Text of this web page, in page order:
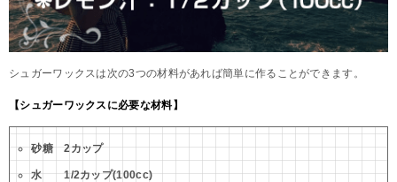
シュガーワックスは次の3つの材料があれば簡単に作ることができます。
【シュガーワックスに必要な材料】
砂糖 2カップ
水 1/2カップ(100cc)